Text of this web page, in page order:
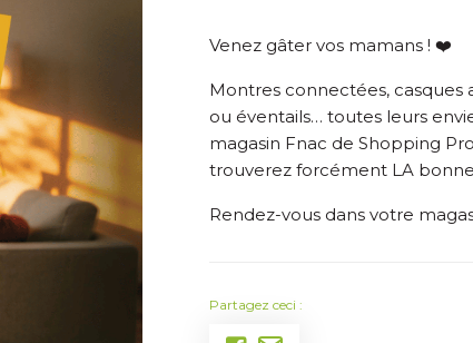
Venez gâter vos mamans ! ❤️
Montres connectées, casques
ou éventails… toutes leurs
magasin Fnac de Shopping
trouverez forcément LA
Rendez-vous dans votre
Partagez ceci :